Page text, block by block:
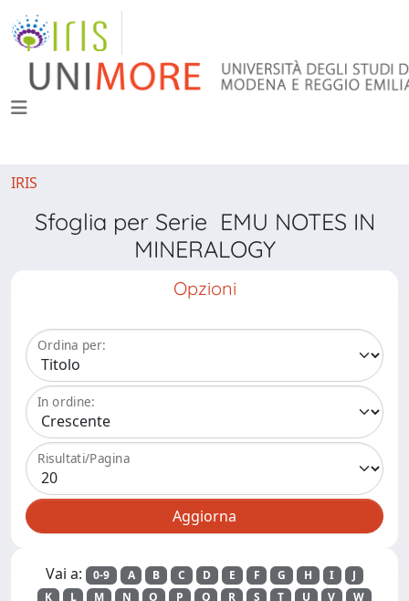
IRIS
Sfoglia per Serie EMU NOTES IN
MINERALOGY
Opzioni
Ordina per:
In ordine:
Risultati/Pagina
Vai a: 0-9 A B C D E F G H I
J
K
L M N O P Q R S T U V
W